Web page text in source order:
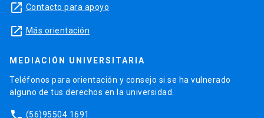
launch Contacto para apoyo
launch Más orientación
MEDIACIÓN UNIVERSITARIA
Teléfonos para orientación y consejo si se ha vulnerado
alguno de tus derechos en la universidad.
(56)95504 1691